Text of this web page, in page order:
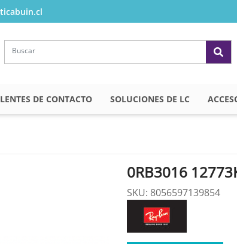
LENTES DE CONTACTO SOLUCIONES DE LC
0RB3016
SKU: 8056597139854